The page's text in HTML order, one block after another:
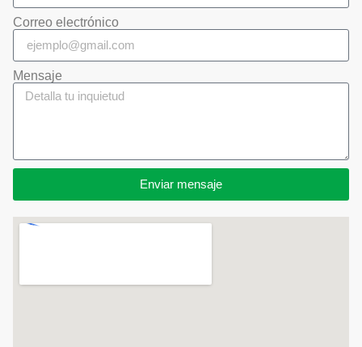
Correo electrónico
Mensaje
Enviar mensaje